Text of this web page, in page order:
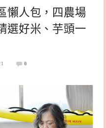
懶人包，四農場
選好米、芋頭一
0